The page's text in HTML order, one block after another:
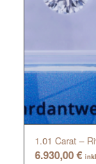
1.01 Carat –
6.930,00€